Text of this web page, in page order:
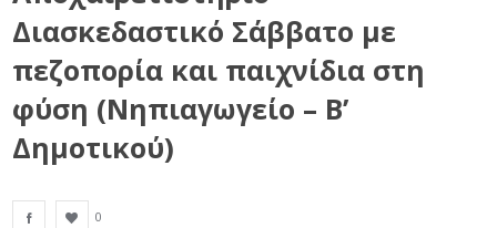
Διασκεδαστικό Σάββατο με
πεζοπορία και παιχνίδια στη
φύση (Νηπιαγωγείο – Β’
Δημοτικού)
0